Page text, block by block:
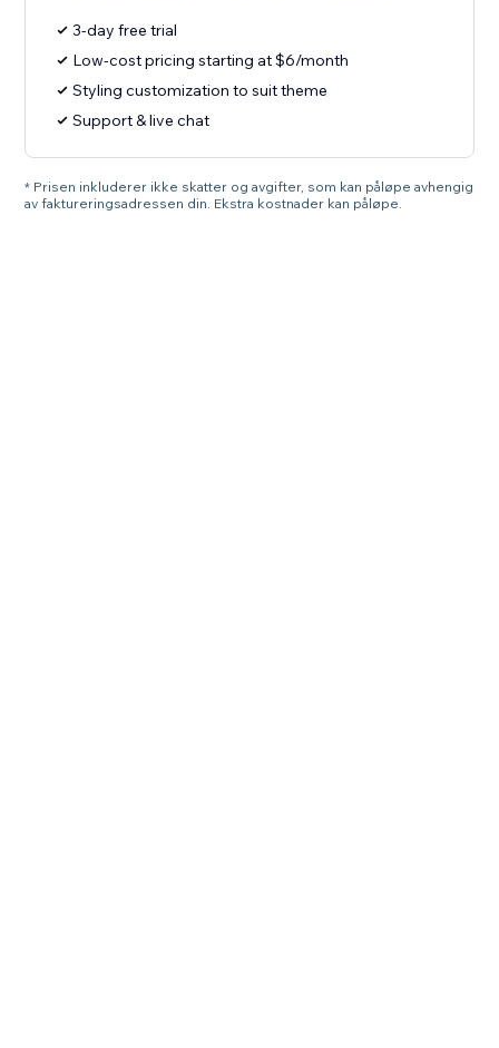
3-day free trial
Low-cost pricing starting at $6/month
Styling customization to suit theme
Support & live chat
* Prisen inkluderer ikke skatter og avgifter, som kan påløpe avhengig
av faktureringsadressen din. Ekstra kostnader kan påløpe.